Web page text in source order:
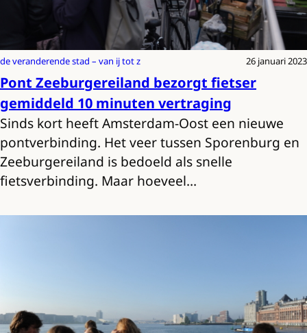
de veranderende stad – van ij tot z 26 januari 2023
Pont Zeeburgereiland bezorgt fietser
gemiddeld 10 minuten vertraging
Sinds kort heeft Amsterdam-Oost een nieuwe
pontverbinding. Het veer tussen Sporenburg en
Zeeburgereiland is bedoeld als snelle
fietsverbinding. Maar hoeveel…